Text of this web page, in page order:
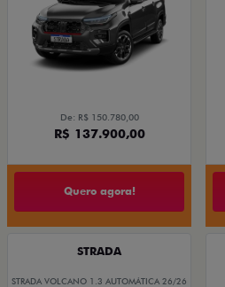
De: R$ 150.780,00
R$ 137.900,00
Quero agora!
STRADA
STRADA VOLCANO 1.3 AUTOMÁTICA 26/26